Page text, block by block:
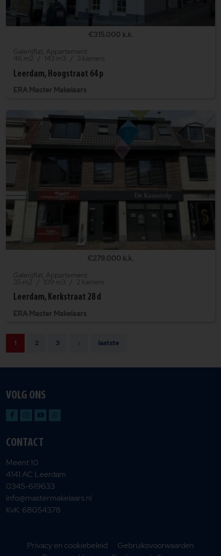
€315.000 k.k.
Galerijflat, Appartement.
46 m2 143 m3
3 kamers
Leerdam, Hoogstraat 64 p
ERA Master Makelaars
€279.000 k.k.
Galerijflat, Appartement.
35 m2 109 m3
2 kamers
Leerdam, Kerkstraat 28 d
ERA Master Makelaars
1 2 3 laatste
VOLG ONS
CONTACT
Meent 10
4141 AC Leerdam
0345-619633
info@mastermakelaars.nl
KvK: 68054378
Privacy en cookiebeleid
Gebruiksvoorwaarden